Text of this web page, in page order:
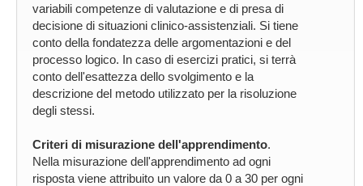
variabili competenze di valutazione e di presa di
decisione di situazioni clinico-assistenziali. Si tiene
conto della fondatezza delle argomentazioni e del
processo logico. In caso di esercizi pratici, si terrà
conto dell'esattezza dello svolgimento e la
descrizione del metodo utilizzato per la risoluzione
degli stessi.
Criteri di misurazione dell'apprendimento.
Nella misurazione dell'apprendimento ad ogni
risposta viene attribuito un valore da 0 a 30 per ogni